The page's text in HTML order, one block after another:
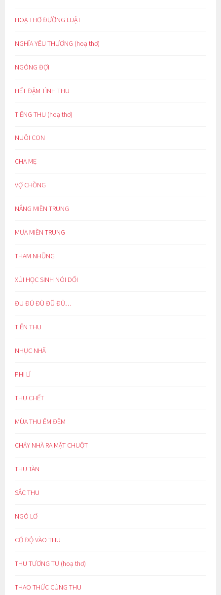
HOẠ THƠ ĐƯỜNG LUẬT
NGHĨA YÊU THƯƠNG (hoạ thơ)
NGÓNG ĐỢI
HẾT ĐẬM TÌNH THU
TIẾNG THU (hoạ thơ)
NUÔI CON
CHA MẸ
VỢ CHỒNG
NẮNG MIỀN TRUNG
MƯA MIỀN TRUNG
THAM NHŨNG
XÚI HỌC SINH NÓI DỐI
ĐU ĐÚ ĐÙ ĐŨ ĐỦ…
TIỄN THU
NHỤC NHÃ
PHI LÍ
THU CHẾT
MÙA THU ÊM ĐỀM
CHÁY NHÀ RA MẶT CHUỘT
THU TÀN
SẮC THU
NGÓ LƠ
CỔ ĐỘ VÀO THU
THU TƯƠNG TƯ (hoạ thơ)
THAO THỨC CÙNG THU